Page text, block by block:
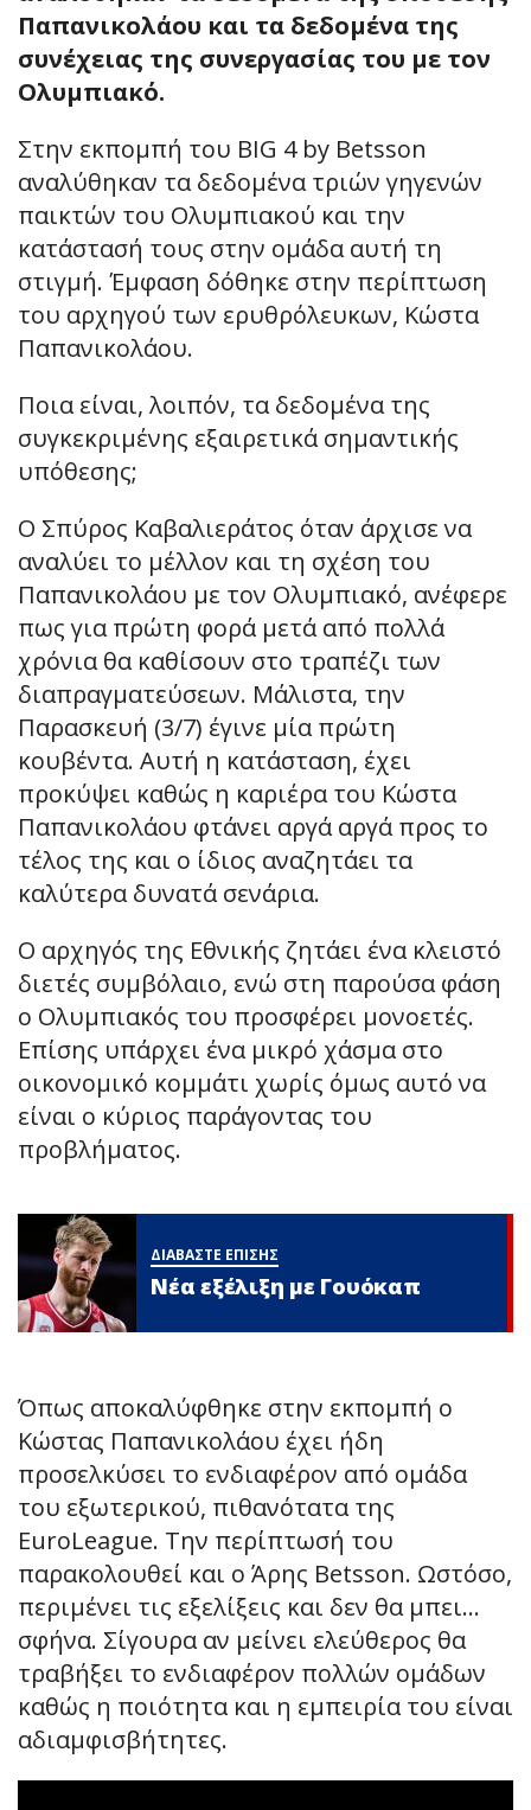
Παπανικολάου και τα δεδομένα της
συνέχειας της συνεργασίας του με τον
Ολυμπιακό.
Στην εκπομπή του BIG 4 by Betsson
αναλύθηκαν τα δεδομένα τριών γηγενών
παικτών του Ολυμπιακού και την
κατάστασή τους στην ομάδα αυτή τη
στιγμή. Έμφαση δόθηκε στην περίπτωση
του αρχηγού των ερυθρόλευκων, Κώστα
Παπανικολάου.
Ποια είναι, λοιπόν, τα δεδομένα της
συγκεκριμένης εξαιρετικά σημαντικής
υπόθεσης;
Ο Σπύρος Καβαλιεράτος όταν άρχισε να
αναλύει το μέλλον και τη σχέση του
Παπανικολάου με τον Ολυμπιακό, ανέφερε
πως για πρώτη φορά μετά από πολλά
χρόνια θα καθίσουν στο τραπέζι των
διαπραγματεύσεων. Μάλιστα, την
Παρασκευή (3/7) έγινε μία πρώτη
κουβέντα. Αυτή η κατάσταση, έχει
προκύψει καθώς η καριέρα του Κώστα
Παπανικολάου φτάνει αργά αργά προς το
τέλος της και ο ίδιος αναζητάει τα
καλύτερα δυνατά σενάρια.
Ο αρχηγός της Εθνικής ζητάει ένα κλειστό
διετές συμβόλαιο, ενώ στη παρούσα φάση
ο Ολυμπιακός του προσφέρει μονοετές.
Επίσης υπάρχει ένα μικρό χάσμα στο
οικονομικό κομμάτι χωρίς όμως αυτό να
είναι ο κύριος παράγοντας του
προβλήματος.
ΔΙΑΒΑΣΤΕ ΕΠΙΣΗΣ
Νέα εξέλιξη με Γουόκαπ
Όπως αποκαλύφθηκε στην εκπομπή ο
Κώστας Παπανικολάου έχει ήδη
προσελκύσει το ενδιαφέρον από ομάδα
του εξωτερικού, πιθανότατα της
EuroLeague. Tην περίπτωσή του
παρακολουθεί και ο Άρης Betsson. Ωστόσο,
περιμένει τις εξελίξεις και δεν θα μπει…
σφήνα. Σίγουρα αν μείνει ελεύθερος θα
τραβήξει το ενδιαφέρον πολλών ομάδων
καθώς η ποιότητα και η εμπειρία του είναι
αδιαμφισβήτητες.